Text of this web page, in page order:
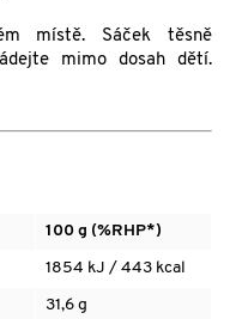
místě. Sáček těsně
mimo dosah dětí.
100 g (%RHP*)
1854 kJ / 443 kcal
31,6 g